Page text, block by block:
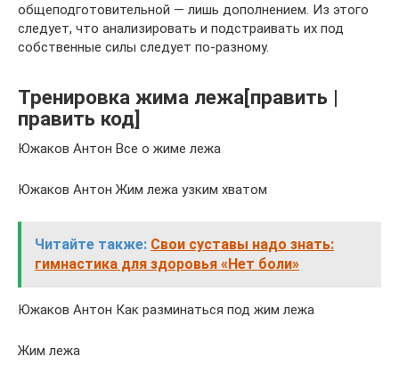
общеподготовительной — лишь дополнением. Из этого
следует, что анализировать и подстраивать их под
собственные силы следует по-разному.
Тренировка жима лежа[править |
править код]
Южаков Антон Все о жиме лежа
Южаков Антон Жим лежа узким хватом
Читайте также: Свои суставы надо знать:
гимнастика для здоровья «Нет боли»
Южаков Антон Как разминаться под жим лежа
Жим лежа